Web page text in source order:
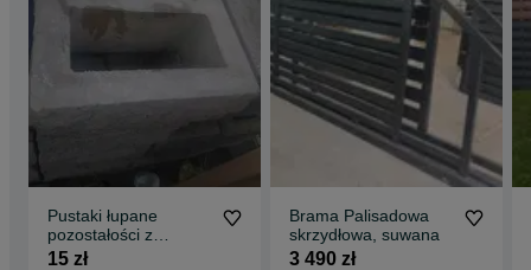
Pustaki łupane
pozostałości z
ogrodzenia
15 zł
Brama Palisadowa
skrzydłowa, suwana
3 490 zł